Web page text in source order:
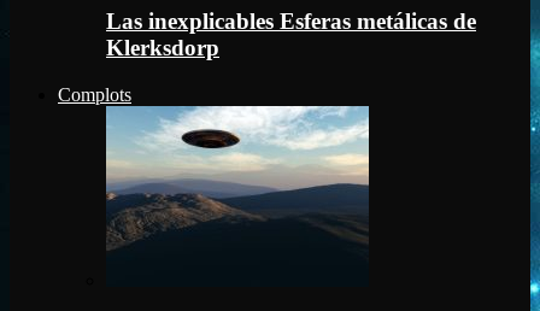
Las inexplicables Esferas metálicas de
Klerksdorp
Complots